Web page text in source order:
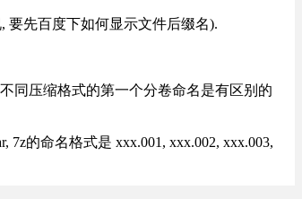
要先百度下如何显示文件后缀名).
同压缩格式的第一个分卷命名是有区别的
7z的命名格式是 xxx.001, xxx.002, xxx.003,